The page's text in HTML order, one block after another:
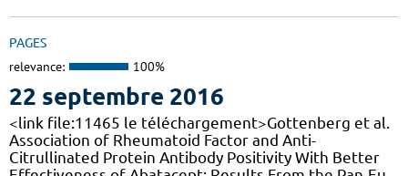
PAGES
relevance: 100%
22 septembre 2016
<link file:11465 le téléchargement>Gottenberg et al.
Association of Rheumatoid Factor and Anti-
Citrullinated Protein Antibody Positivity With Better